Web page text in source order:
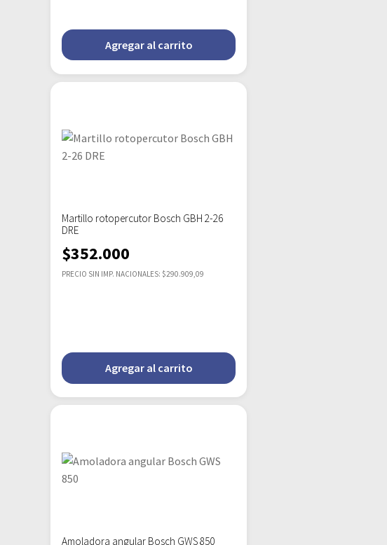
Agregar al carrito
Martillo rotopercutor Bosch GBH 2-26
DRE
$352.000
PRECIO SIN IMP. NACIONALES: $290.909,09
Agregar al carrito
Amoladora angular Bosch GWS 850